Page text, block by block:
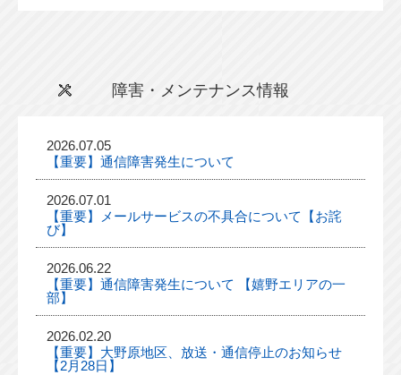
障害・メンテナンス情報
2026.07.05
【重要】通信障害発生について
2026.07.01
【重要】メールサービスの不具合について【お詫
び】
2026.06.22
【重要】通信障害発生について 【嬉野エリアの一
部】
2026.02.20
【重要】大野原地区、放送・通信停止のお知らせ
【2月28日】